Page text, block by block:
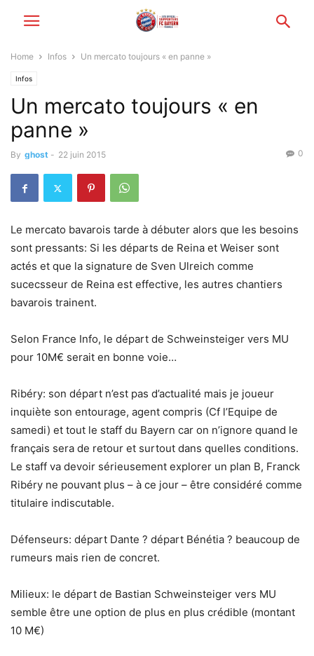
Home Infos Un mercato toujours « en panne »
Infos
Un mercato toujours « en
panne »
By ghost - 22 juin 2015 0
Le mercato bavarois tarde à débuter alors que les besoins
sont pressants: Si les départs de Reina et Weiser sont
actés et que la signature de Sven Ulreich comme
sucecsseur de Reina est effective, les autres chantiers
bavarois trainent.
Selon France Info, le départ de Schweinsteiger vers MU
pour 10M€ serait en bonne voie…
Ribéry: son départ n’est pas d’actualité mais je joueur
inquiète son entourage, agent compris (Cf l’Equipe de
samedi) et tout le staff du Bayern car on n’ignore quand le
français sera de retour et surtout dans quelles conditions.
Le staff va devoir sérieusement explorer un plan B, Franck
Ribéry ne pouvant plus – à ce jour – être considéré comme
titulaire indiscutable.
Défenseurs: départ Dante ? départ Bénétia ? beaucoup de
rumeurs mais rien de concret.
Milieux: le départ de Bastian Schweinsteiger vers MU
semble être une option de plus en plus crédible (montant
10 M€)